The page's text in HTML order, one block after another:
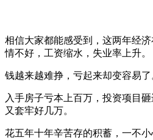
相信大家都能感受到，这两年经
情不好，工资缩水，失业率上升。
钱越来越难挣，亏起来却变容易了
入手房子亏本上百万，投资项目
又套牢好几万。
花五年十年辛苦存的积蓄，一不小